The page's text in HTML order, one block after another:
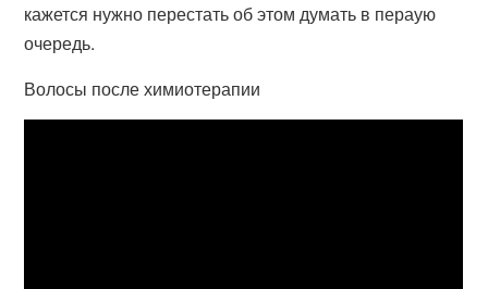
кажется нужно перестать об этом думать в пераую
очередь.
Волосы после химиотерапии